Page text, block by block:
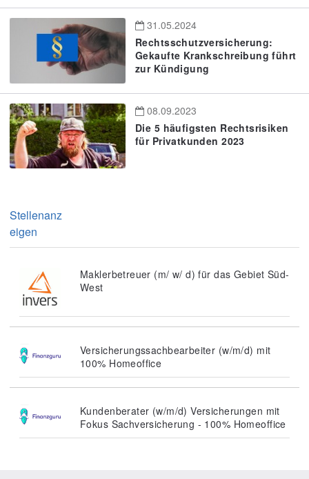
31.05.2024
Rechtsschutzversicherung:
Gekaufte Krankschreibung führt
zur Kündigung
08.09.2023
Die 5 häufigsten Rechtsrisiken
für Privatkunden 2023
Stellenanz
eigen
Maklerbetreuer (m/ w/ d) für das Gebiet Süd-
West
Versicherungssachbearbeiter (w/m/d) mit
100% Homeoffice
Kundenberater (w/m/d) Versicherungen mit
Fokus Sachversicherung - 100% Homeoffice